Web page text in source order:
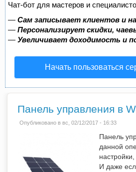
Чат-бот для мастеров и
— Сам записывает клиентов и
— Персонализирует скидки,
— Увеличивает доходимость и
Начать пользоваться
Панель управления в
Опубликовано в вс, 02/12/2017 - 16:33
Панель
данной
И даже